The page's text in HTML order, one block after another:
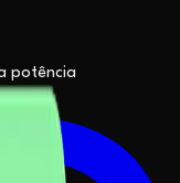
potência